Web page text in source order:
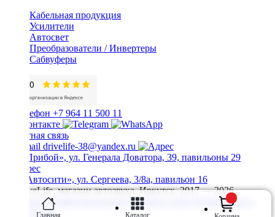
Главная Каталог
Кабельная продукция
Усилители
Автосвет
Преобразователи / Инвертеры
Сабвуферы
+7 964 11 500 11
Обратная связь
drivelife-38@yandex.ru
ТЦ «Прибой», ул. Генерала Доватора, 39, павильоны 29
ТЦ «Автосити», ул. Сергеева, 3/8а, павильон 16
© DriveLife, магазин автозвука, Иркутск. 2017 — 2026
Политика конфиденциальности Карта сайта
Разработано в
Prime Group